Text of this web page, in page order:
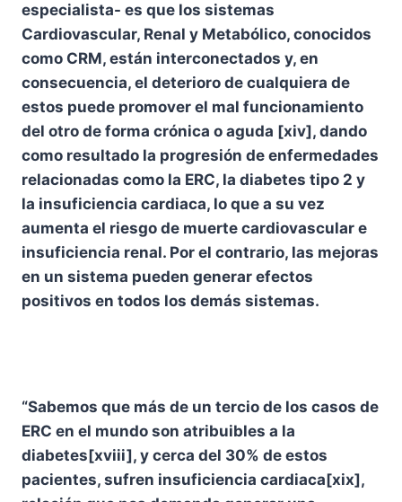
especialista- es que los sistemas
Cardiovascular, Renal y Metabólico, conocidos
como CRM, están interconectados y, en
consecuencia, el deterioro de cualquiera de
estos puede promover el mal funcionamiento
del otro de forma crónica o aguda [xiv], dando
como resultado la progresión de enfermedades
relacionadas como la ERC, la diabetes tipo 2 y
la insuficiencia cardiaca, lo que a su vez
aumenta el riesgo de muerte cardiovascular e
insuficiencia renal. Por el contrario, las mejoras
en un sistema pueden generar efectos
positivos en todos los demás sistemas.
“Sabemos que más de un tercio de los casos de
ERC en el mundo son atribuibles a la
diabetes[xviii], y cerca del 30% de estos
pacientes, sufren insuficiencia cardiaca[xix],